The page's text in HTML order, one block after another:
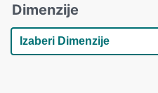
Dimenzije